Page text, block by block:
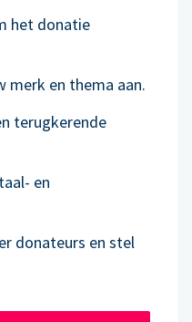
het donatie
merk en thema aan.
terugkerende
en
donateurs en stel